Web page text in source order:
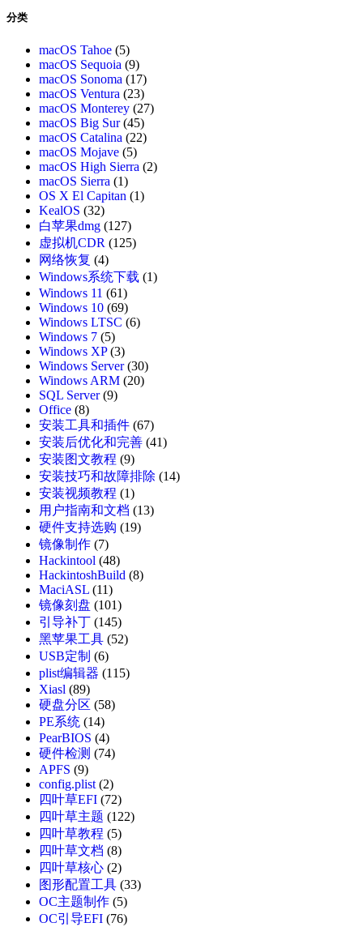
分类
macOS Tahoe (5)
macOS Sequoia (9)
macOS Sonoma (17)
macOS Ventura (23)
macOS Monterey (27)
macOS Big Sur(45)
macOS Catalina (22)
macOS Mojave (5)
macOS High Sierra (2)
macOS Sierra (1)
OS X El Capitan (1)
KealOS (32)
白苹果dmg (127)
虚拟机CDR (125)
网络恢复 (4)
Windows系统下载 (1)
Windows 11 (61)
Windows 10 (69)
Windows LTSC (6)
Windows 7 (5)
Windows XP(3)
Windows Server(30)
Windows ARM (20)
SQL Server(9)
Office (8)
安装工具和插件 (67)
安装后优化和完善 (41)
安装图文教程 (9)
安装技巧和故障排除 (14)
安装视频教程 (1)
用户指南和文档 (13)
硬件支持选购 (19)
镜像制作 (7)
Hackintool (48)
HackintoshBuild (8)
MaciASL (11)
镜像刻盘 (101)
引导补丁 (145)
黑苹果工具 (52)
USB定制 (6)
plist编辑器 (115)
Xiasl (89)
硬盘分区 (58)
PE系统 (14)
PearBIOS (4)
硬件检测 (74)
APFS (9)
config.plist (2)
四叶草EFI (72)
四叶草主题 (122)
四叶草教程 (5)
四叶草文档 (8)
四叶草核心 (2)
图形配置工具 (33)
OC主题制作 (5)
OC引导EFI (76)